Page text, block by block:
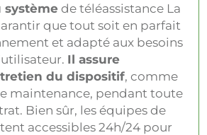
système de téléassistance La
que tout soit en parfait
et adapté aux besoins
Il assure
du dispositif, comme
maintenance, pendant toute
Bien sûr, les équipes de
accessibles 24h/24 pour